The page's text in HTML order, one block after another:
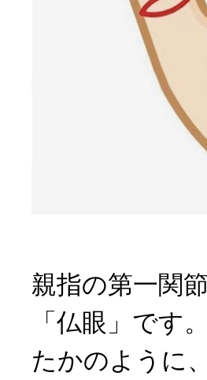
親指の第一関
「仏眼」です
たかのように